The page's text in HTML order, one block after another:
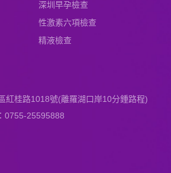
深圳早孕檢查
性激素六項檢查
精液檢查
紅桂路1018號(離羅湖口岸10分鍾路程)
0755-25595888